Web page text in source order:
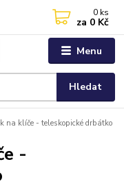
Menu
Hledat
0 ks
za 0 Kč
na klíče - teleskopické drbátko
-